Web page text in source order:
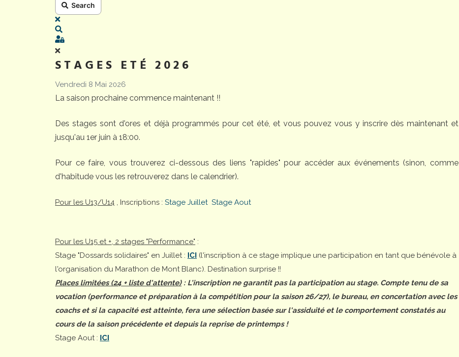
Search
x
Sign In
STAGES ETÉ 2026
Vendredi 8 Mai 2026
La saison prochaine commence maintenant !!
Des stages sont d'ores et déjà programmés pour cet été, et vous pouvez vous y inscrire dès maintenant et
jusqu'au 1er juin à 18:00.
Pour ce faire, vous trouverez ci-dessous des liens "rapides" pour accéder aux événements (sinon, comme
d'habitude vous les retrouverez dans le calendrier).
Pour les U13/U14 , Inscriptions : Stage Juillet Stage Aout
Pour les U15 et +, 2 stages "Performance" :
Stage "Dossards solidaires" en Juillet : ICI (l'inscription à ce stage implique une participation en tant que bénévole à
l'organisation du Marathon de Mont Blanc). Destination surprise !!
Places limitées (24 + liste d'attente): L'inscription ne garantit pas la participation au stage. Compte tenu de sa
vocation (performance et préparation à la compétition pour la saison 26/27), le bureau, en concertation avec les
coachs et si la capacité est atteinte, fera une sélection basée sur l'assiduité et le comportement constatés au
cours de la saison précédente et depuis la reprise de printemps !
Stage Aout : ICI